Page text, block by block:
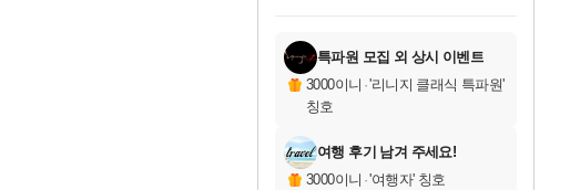
당첨되셨습니다.
당첨되셨습니다.
당첨되셨습니다.
에디션 (스팀코드)를 교환.
당첨되셨습니다.
당첨되셨습니다.
당첨되셨습니다.
당첨되셨습니다.
특파원 모집 외 상시 이벤트
3000이니 ·'리니지 클래식 특파원'
칭호
여행 후기 남겨 주세요!
3000이니 ·'여행자' 칭호